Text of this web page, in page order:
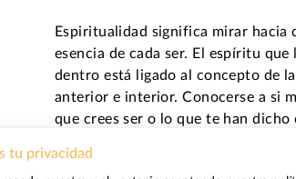
Espiritualidad significa mirar hacia
esencia de cada ser. El espíritu que
dentro está ligado al concepto de
anterior e interior. Conocerse a si
que crees ser o lo que te han
sientes que eres en el fondo no
tu privacidad